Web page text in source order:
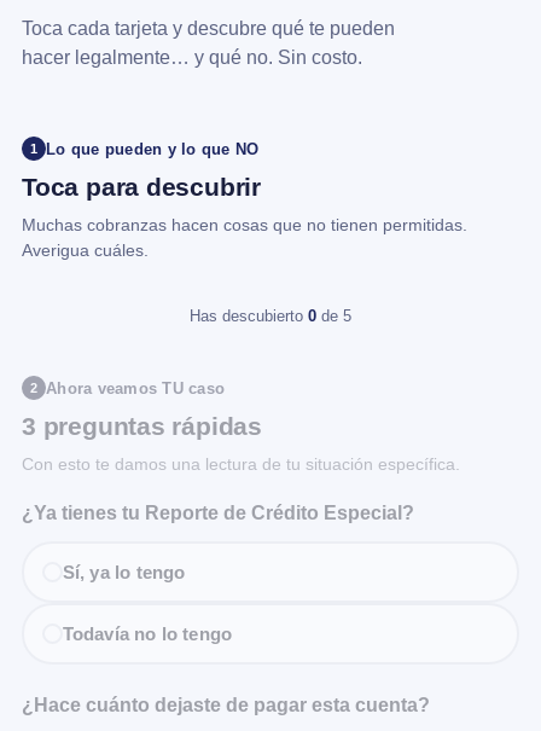
Toca cada tarjeta y descubre qué te pueden
hacer legalmente… y qué no. Sin costo.
1 Lo que pueden y lo que NO
Toca para descubrir
Muchas cobranzas hacen cosas que no tienen permitidas.
Averigua cuáles.
Has descubierto 0 de 5
2 Ahora veamos TU caso
3 preguntas rápidas
Con esto te damos una lectura de tu situación específica.
¿Ya tienes tu Reporte de Crédito Especial?
Sí, ya lo tengo
Todavía no lo tengo
¿Hace cuánto dejaste de pagar esta cuenta?